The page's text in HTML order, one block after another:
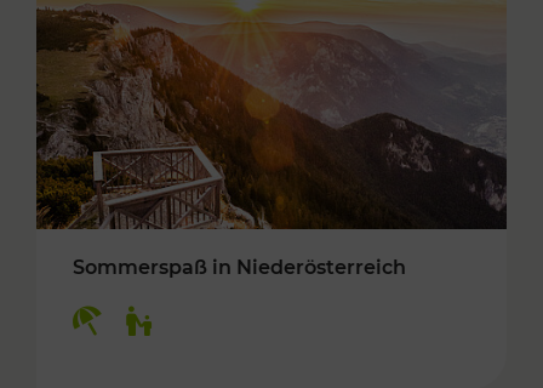
Sommerspaß in Niederösterreich